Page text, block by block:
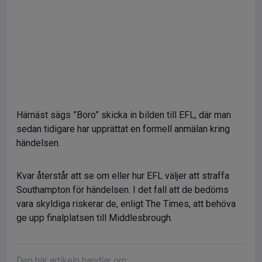
Härnäst sägs ”Boro” skicka in bilden till EFL, där man
sedan tidigare har upprättat en formell anmälan kring
händelsen.
Kvar återstår att se om eller hur EFL väljer att straffa
Southampton för händelsen. I det fall att de bedöms
vara skyldiga riskerar de, enligt The Times, att behöva
ge upp finalplatsen till Middlesbrough.